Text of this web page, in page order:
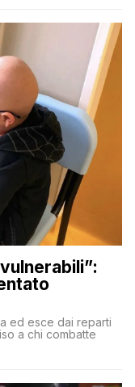
ed esce dai reparti
a chi combatte